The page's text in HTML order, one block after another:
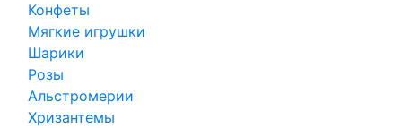
Конфеты
Мягкие игрушки
Шарики
Розы
Альстромерии
Хризантемы